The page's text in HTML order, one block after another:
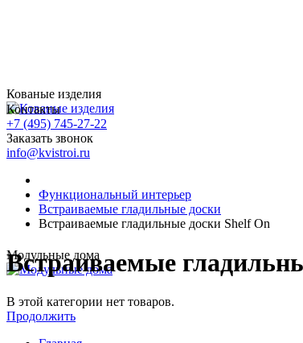
Кованые изделия
Модульные дома
Контакты
+7 (495) 745-27-22
Заказать звонок
info@kvistroi.ru
Функциональный интерьер
Встраиваемые гладильные доски
Встраиваемые гладильные доски Shelf On
Встраиваемые
В этой категории нет товаров.
Продолжить